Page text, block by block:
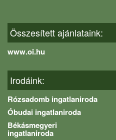
Összesített ajánlataink:
www.oi.hu
Irodáink:
Rózsadomb ingatlaniroda
Óbudai ingatlaniroda
Békásmegyeri
ingatlaniroda